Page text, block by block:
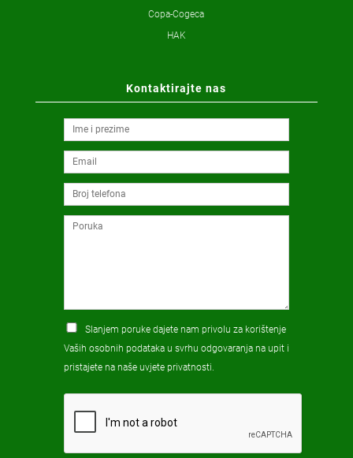
Copa-Cogeca
HAK
Kontaktirajte nas
Slanjem poruke dajete nam privolu za korištenje
Vaših osobnih podataka u svrhu odgovaranja na upit i
pristajete na naše uvjete privatnosti